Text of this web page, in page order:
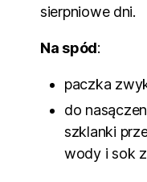
sierpniowe dni.
Na spód:
paczka
do
szklanki
wody i sok